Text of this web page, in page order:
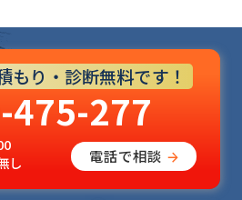
もり・診断無料です！
475-277
し 電話で相談